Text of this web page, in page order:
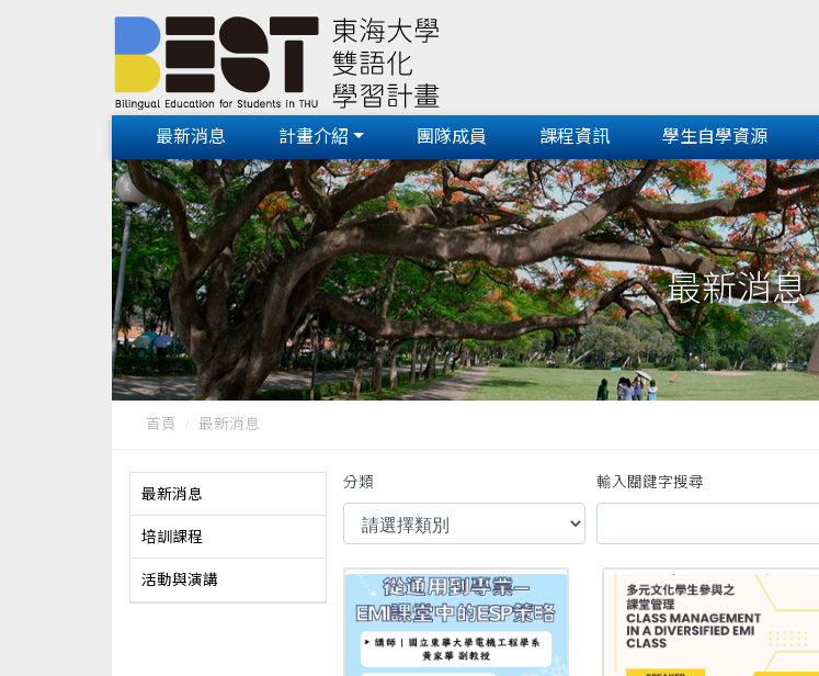
最新消息 計畫介紹 團隊成員 課程資訊 學生自學資源
最新消息
首頁 最新消息
最新消息
培訓課程
活動與演講
分類 輸入關鍵字搜尋